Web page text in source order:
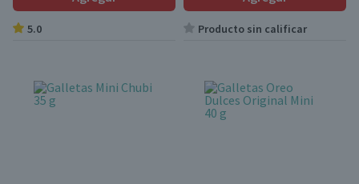
5.0 Producto sin calificar